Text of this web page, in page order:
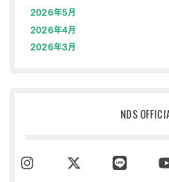
2026年5月
2026年4月
2026年3月
NDS